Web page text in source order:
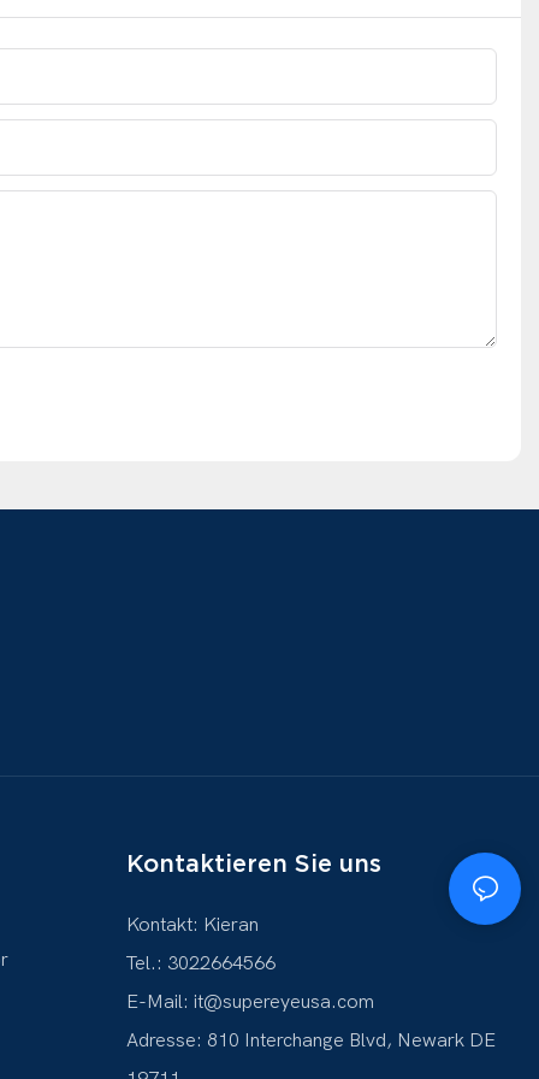
Kontaktieren Sie uns
Kontakt: Kieran
Tel.: 3022664566
E-Mail: it@supereyeusa.com
Adresse: 810 Interchange Blvd, Newark DE